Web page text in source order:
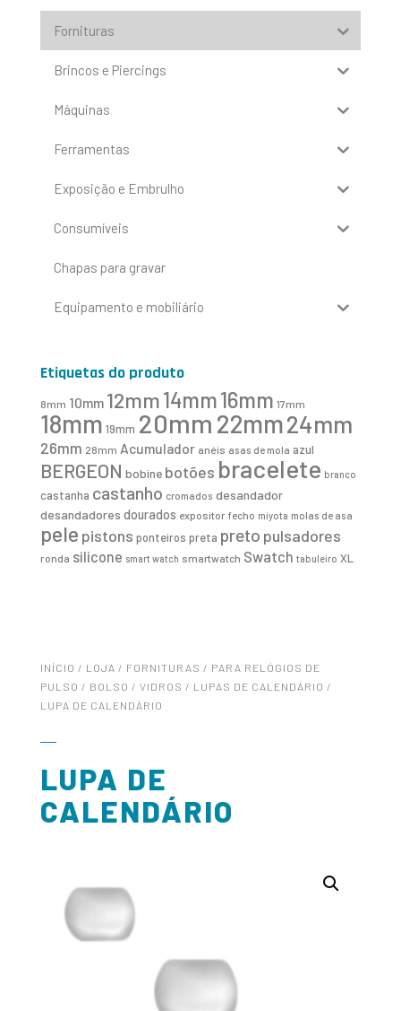
Fornituras
Brincos e Piercings
Máquinas
Ferramentas
Exposição e Embrulho
Consumíveis
Chapas para gravar
Equipamento e mobiliário
Etiquetas do produto
8mm 10mm 12mm14mm16mm 17mm
18mm 19mm 20mm 22mm24mm
26mm 28mm Acumulador anéis asas de mola azul
BERGEON bobine botões bracelete branco
castanha castanho cromados desandador
desandadores dourados expositor fecho miyota molas de asa
pele pistons ponteiros preta preto pulsadores
ronda silicone smart watch smartwatch Swatch tabuleiro XL
INÍCIO / LOJA / FORNITURAS / PARA RELÓGIOS DE
PULSO / BOLSO / VIDROS / LUPAS DE CALENDÁRIO /
LUPA DE CALENDÁRIO
LUPA DE
CALENDÁRIO